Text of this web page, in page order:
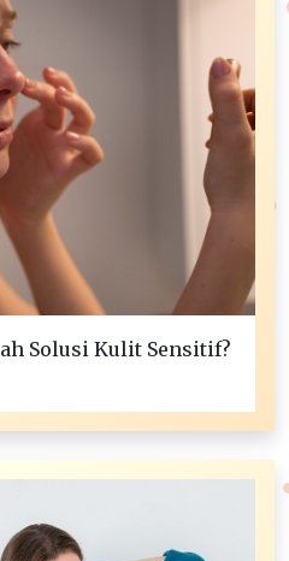
Solusi Kulit Sensitif?